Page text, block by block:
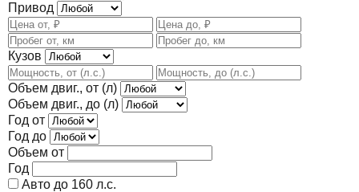
Привод
Кузов
Объем двиг., от (л)
Объем двиг., до (л)
Год от
Год до
Объем от
Год
Авто до 160 л.с.